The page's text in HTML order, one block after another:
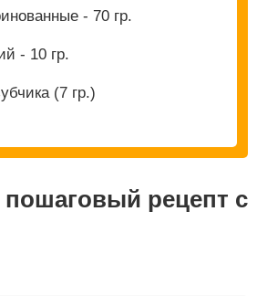
- 70 гр.
- 10 гр.
(7 гр.)
пошаговый рецепт с